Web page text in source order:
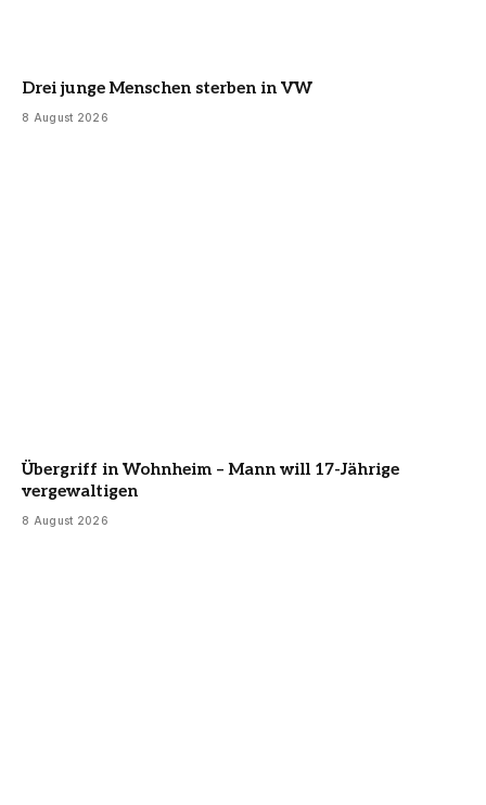
Drei junge Menschen sterben in VW
8 August 2026
Übergriff in Wohnheim – Mann will 17-Jährige
vergewaltigen
8 August 2026